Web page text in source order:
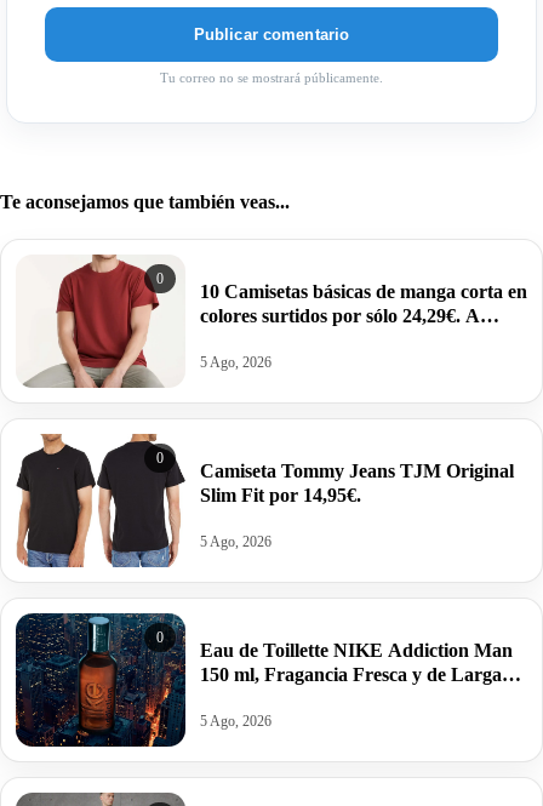
Tu correo no se mostrará públicamente.
Te aconsejamos que también veas...
0
10 Camisetas básicas de manga corta en
colores surtidos por sólo 24,29€. A
5 Ago, 2026
0
Camiseta Tommy Jeans TJM Original
Slim Fit por 14,95€.
5 Ago, 2026
0
Eau de Toillette NIKE Addiction Man
150 ml, Fragancia Fresca y de Larga
5 Ago, 2026